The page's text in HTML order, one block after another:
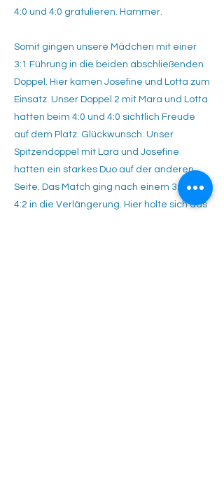
4:0 und 4:0 gratulieren. Hammer.
Somit gingen unsere Mädchen mit einer
3:1 Führung in die beiden abschließenden
Doppel. Hier kamen Josefine und Lotta zum
Einsatz. Unser Doppel 2 mit Mara und Lotta
hatten beim 4:0 und 4:0 sichtlich Freude
auf dem Platz. Glückwunsch. Unser
Spitzendoppel mit Lara und Josefine
hatten ein starkes Duo auf der anderen
Seite. Das Match ging nach einem 3:5 und
4:2 in die Verlängerung. Hier holte sich das